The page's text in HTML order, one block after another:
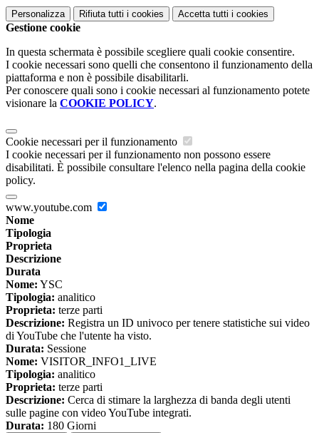
Personalizza Rifiuta tutti i cookies Accetta tutti i cookies
Gestione cookie
In questa schermata è possibile scegliere quali cookie consentire.
I cookie necessari sono quelli che consentono il funzionamento della
piattaforma e non è possibile disabilitarli.
Per conoscere quali sono i cookie necessari al funzionamento potete
visionare la COOKIE POLICY.
Cookie necessari per il funzionamento
I cookie necessari per il funzionamento non possono essere
disabilitati. È possibile consultare l'elenco nella pagina della cookie
policy.
www.youtube.com
Nome
Tipologia
Proprieta
Descrizione
Durata
Nome: YSC
Tipologia: analitico
Proprieta: terze parti
Descrizione: Registra un ID univoco per tenere statistiche sui video
di YouTube che l'utente ha visto.
Durata: Sessione
Nome: VISITOR_INFO1_LIVE
Tipologia: analitico
Proprieta: terze parti
Descrizione: Cerca di stimare la larghezza di banda degli utenti
sulle pagine con video YouTube integrati.
Durata: 180 Giorni